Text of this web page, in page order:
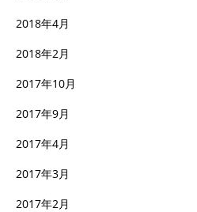
2018年4月
2018年2月
2017年10月
2017年9月
2017年4月
2017年3月
2017年2月